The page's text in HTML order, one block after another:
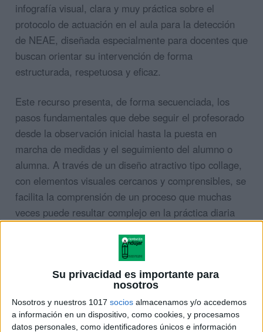
Su privacidad es importante para
nosotros
Nosotros y nuestros 1017 socios almacenamos y/o accedemos
a información en un dispositivo, como cookies, y procesamos
datos personales, como identificadores únicos e información
infografía visual, clara y muy práctica sobre el
protocolo de actuación en el aula para la detección
de NEAE, diseñada especialmente para docentes que
buscan orientar su intervención de forma
estructurada, respetuosa y eficaz.
Este recurso presenta, de forma secuenciada, los
pasos fundamentales que debe seguir el profesorado
desde la observación inicial hasta la puesta en
marcha de medidas y el seguimiento del alumno o
alumna. A través de un diseño atractivo tipo collage,
con elementos visuales cercanos y comprensibles, se
facilita la comprensión de un proceso que muchas
veces puede resultar complejo en la práctica diaria
detección de NEAE no es un momento puntual, sino
un proceso continuo basado en la observación, la
coordinación y la toma de decisiones fundamentadas.